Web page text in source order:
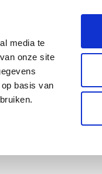
media te
onze site
basis van